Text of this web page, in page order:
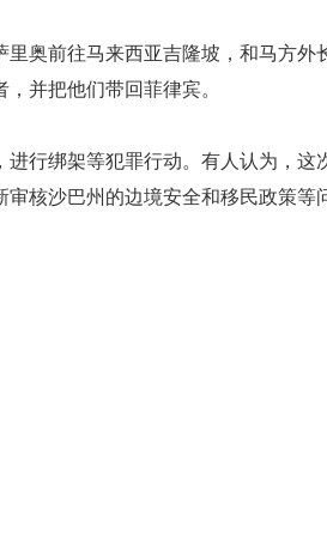
奥前往马来西亚吉隆坡，和马方外
并把他们带回菲律宾。
行绑架等犯罪行动。有人认为，这
核沙巴州的边境安全和移民政策等